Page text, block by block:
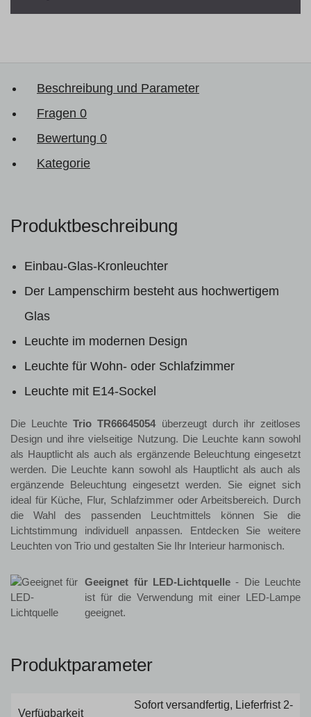
Beschreibung und Parameter
Fragen 0
Bewertung 0
Kategorie
Produktbeschreibung
Einbau-Glas-Kronleuchter
Der Lampenschirm besteht aus hochwertigem
Glas
Leuchte im modernen Design
Leuchte für Wohn- oder Schlafzimmer
Leuchte mit E14-Sockel
Die LeuchteTrio TR66645054überzeugt durch ihr zeitloses
Design und ihre vielseitige Nutzung. Die Leuchte kann sowohl
als Hauptlicht als auch als ergänzende Beleuchtung eingesetzt
werden. Die Leuchte kann sowohl als Hauptlicht als auch als
ergänzende Beleuchtung eingesetzt werden. Sie eignet sich
ideal für Küche, Flur, Schlafzimmer oder Arbeitsbereich. Durch
die Wahl des passenden Leuchtmittels können Sie die
Lichtstimmung individuell anpassen. Entdecken Sie weitere
Leuchten von Trio und gestalten Sie Ihr Interieur harmonisch.
Geeignet für LED-Lichtquelle - Die Leuchte
ist für die Verwendung mit einer LED-Lampe
geeignet.
Produktparameter
Verfügbarkeit
Sofort versandfertig, Lieferfrist 2-